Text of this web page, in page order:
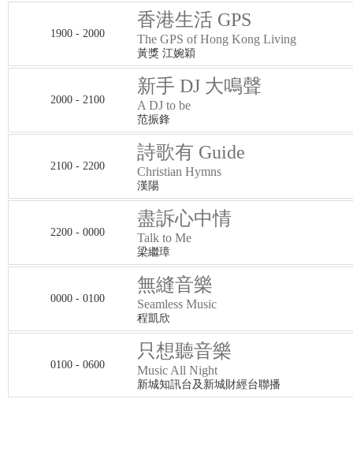
1900 - 2000
香港生活 GPS
The GPS of Hong Kong Living
黃獎 江婉穎
2000 - 2100
新手 DJ 大鳴聲
A DJ to be
范振鋒
2100 - 2200
詩歌有 Guide
Christian Hymns
漢陽
2200 - 0000
盡訴心中情
Talk to Me
梁繼璋
0000 - 0100
無縫音樂
Seamless Music
程凱欣
0100 - 0600
只想聽音樂
Music All Night
新城知訊台及新城財經台聯播